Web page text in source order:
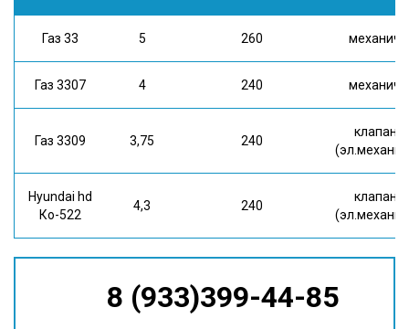
Газ 33 5 260 механич.
Газ 3307 4 240 механич.
Газ 3309 3,75 240
клапан
Hyundai hd
Ко-522
4,3 240
клапан
8 (933)399-44-85